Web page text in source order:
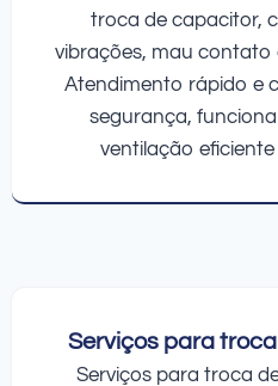
troca de capacitor,
vibrações, mau contato
Atendimento rápido e
segurança,
ventilação
Serviços para
Serviços para troca